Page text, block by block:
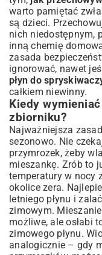
warto pamiętać
są dzieci.
nich niedostępnym,
inną chemię
zasada
ignorować, nawet
płyn do
całkiem niewinny.
Kiedy
zbiorniku?
Najważniejsza
sezonowo. Nie
przymrozek, żeby
mieszankę. Zrób to
temperatury w nocy
okolice zera.
letniego płynu i
zimowym.
możliwe, ale osłabi
zimowego płynu.
analogicznie – gdy